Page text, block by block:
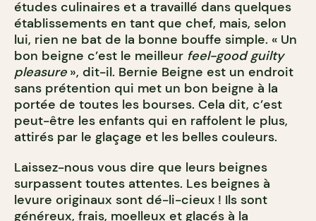
études culinaires et a travaillé dans quelques
établissements en tant que chef, mais, selon
lui, rien ne bat de la bonne bouffe simple. « Un
bon beigne c’est le meilleur feel-good guilty
pleasure », dit-il. Bernie Beigne est un endroit
sans prétention qui met un bon beigne à la
portée de toutes les bourses. Cela dit, c’est
peut-être les enfants qui en raffolent le plus,
attirés par le glaçage et les belles couleurs.
Laissez-nous vous dire que leurs beignes
surpassent toutes attentes. Les beignes à
levure originaux sont dé-li-cieux ! Ils sont
généreux, frais, moelleux et glacés à la